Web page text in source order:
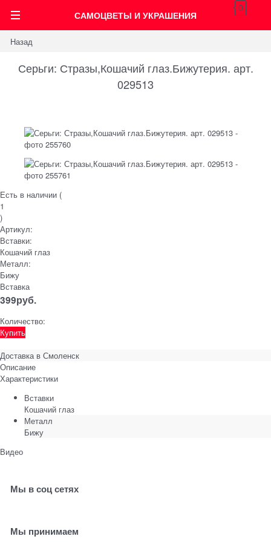
САМОЦВЕТЫ И УКРАШЕНИЯ
0
Назад
Серьги: Стразы,Кошачий глаз.Бижутерия. арт.
029513
Есть в наличии (
1
)
Артикул:
Вставки:
Кошачий глаз
Металл:
Бижу
Вставка
399руб.
Количество:
Купить
Доставка в Смоленск
Описание
Характеристики
Вставки
Кошачий глаз
Металл
Бижу
Видео
Мы в соц сетях
Мы принимаем